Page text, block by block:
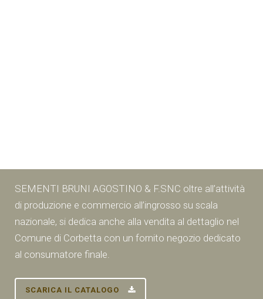
SEMENTI BRUNI AGOSTINO & F.SNC oltre all’attività
di produzione e commercio all’ingrosso su scala
nazionale, si dedica anche alla vendita al dettaglio nel
Comune di Corbetta con un fornito negozio dedicato
al consumatore finale.
SCARICA IL CATALOGO